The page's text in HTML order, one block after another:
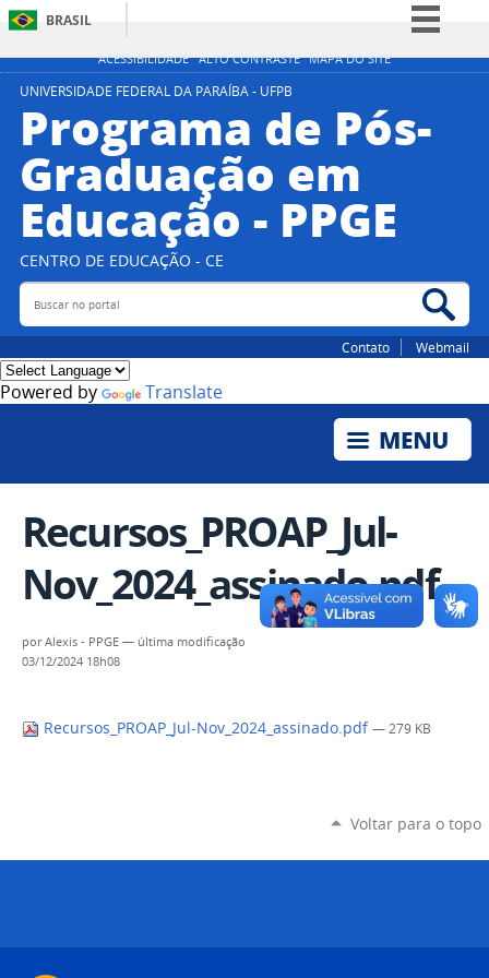
ACESSIBILIDADE ALTO CONTRASTE MAPA DO SITE
BRASIL
Simplifique!
Participe
Legislação
Canais
UNIVERSIDADE FEDERAL DA PARAÍBA - UFPB
Programa de Pós-
Graduação em
Educação - PPGE
CENTRO DE EDUCAÇÃO - CE
Buscar no portal
Contato Webmail
Powered by Translate
Recursos_PROAP_Jul-
Nov_2024_assinado.pdf
porAlexis - PPGE — última modificação
03/12/2024 18h08
Recursos_PROAP_Jul-Nov_2024_assinado.pdf — 279 KB
Voltar para o topo